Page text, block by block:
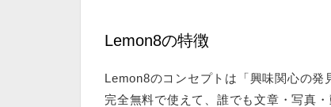
Lemon8の特徴
Lemon8のコンセプトは「興味関心の発
完全無料で使えて、誰でも文章・写真